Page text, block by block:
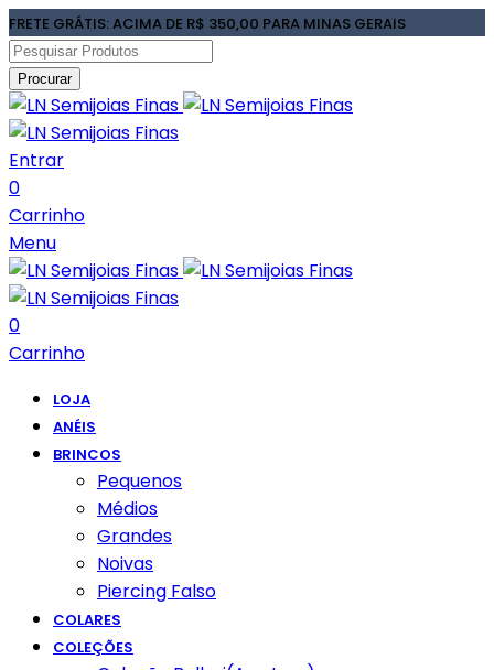
FRETE GRÁTIS: ACIMA DE R$ 350,00 PARA MINAS GERAIS
Procurar
Entrar
0
Carrinho
Menu
0
Carrinho
LOJA
ANÉIS
BRINCOS
Pequenos
Médios
Grandes
Noivas
Piercing Falso
COLARES
COLEÇÕES